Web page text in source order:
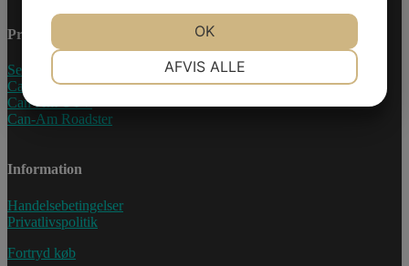
Produkter
Sea-Doo Vandscooter
Can-Am ATV
Can-Am UTV
Can-Am Roadster
Information
Handelsebetingelser
Privatlivspolitik
Fortryd køb
MARKETING
AFVIS ALLE
OK